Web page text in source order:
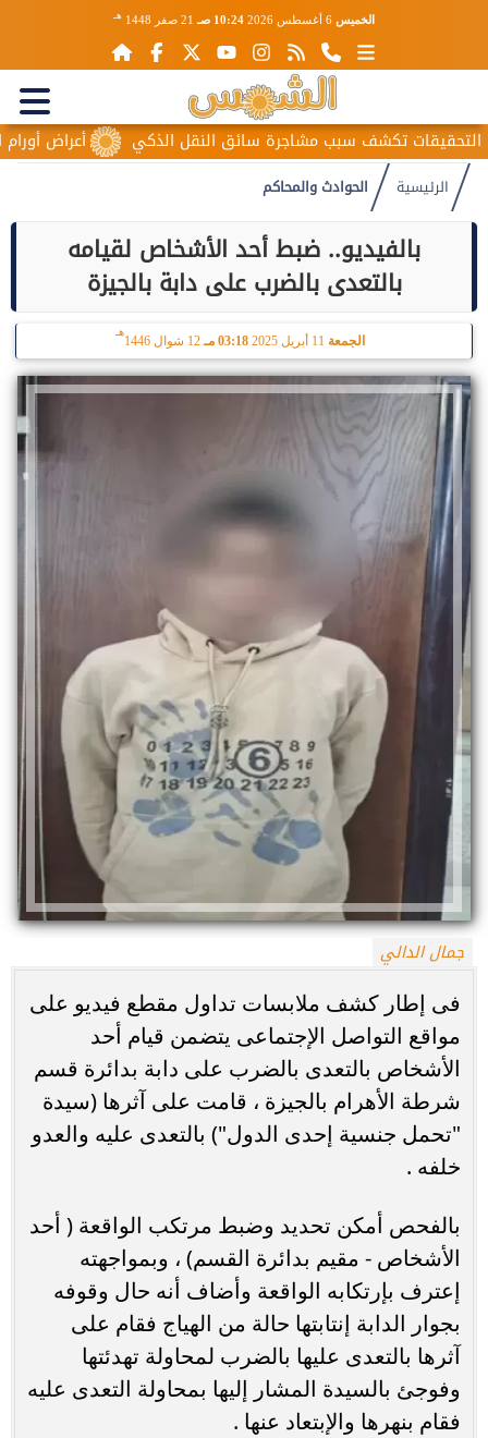
الخميس 10:24 صـ 21 صفر 1448 هـ
أعراض أورام المبيض تكشف سبب مشاجرة سائق النقل الذكي
الرئيسية الحوادث والمحاكم
بالفيديو.. ضبط أحد الأشخاص لقيامه
بالتعدى بالضرب على دابة بالجيزة
الجمعة 03:18 مـ 12 شوال 1446
هـ
جمال الدالي
فى إطار كشف ملابسات تداول مقطع فيديو على
مواقع التواصل الإجتماعى يتضمن قيام أحد
الأشخاص بالتعدى بالضرب على دابة بدائرة قسم
شرطة الأهرام بالجيزة ، قامت على آثرها (سيدة
"تحمل جنسية إحدى الدول") بالتعدى عليه والعدو
خلفه .
بالفحص أمكن تحديد وضبط مرتكب الواقعة ( أحد
الأشخاص - مقيم بدائرة القسم) ، وبمواجهته
إعترف بإرتكابه الواقعة وأضاف أنه حال وقوفه
بجوار الدابة إنتابتها حالة من الهياج فقام على
آثرها بالتعدى عليها بالضرب لمحاولة تهدئتها
وفوجئ بالسيدة المشار إليها بمحاولة التعدى عليه
فقام بنهرها والإبتعاد عنها .